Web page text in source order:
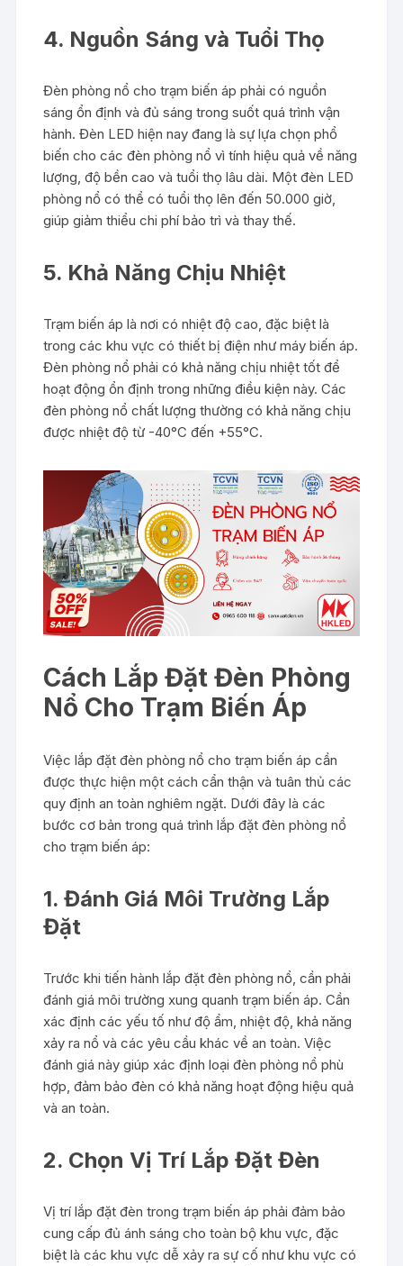
4. Nguồn Sáng và Tuổi Thọ
Đèn phòng nổ cho trạm biến áp phải có nguồn
sáng ổn định và đủ sáng trong suốt quá trình vận
hành. Đèn LED hiện nay đang là sự lựa chọn phổ
biến cho các đèn phòng nổ vì tính hiệu quả về năng
lượng, độ bền cao và tuổi thọ lâu dài. Một đèn LED
phòng nổ có thể có tuổi thọ lên đến 50.000 giờ,
giúp giảm thiểu chi phí bảo trì và thay thế.
5. Khả Năng Chịu Nhiệt
Trạm biến áp là nơi có nhiệt độ cao, đặc biệt là
trong các khu vực có thiết bị điện như máy biến áp.
Đèn phòng nổ phải có khả năng chịu nhiệt tốt để
hoạt động ổn định trong những điều kiện này. Các
đèn phòng nổ chất lượng thường có khả năng chịu
được nhiệt độ từ -40°C đến +55°C.
Cách Lắp Đặt Đèn Phòng
Nổ Cho Trạm Biến Áp
Việc lắp đặt đèn phòng nổ cho trạm biến áp cần
được thực hiện một cách cẩn thận và tuân thủ các
quy định an toàn nghiêm ngặt. Dưới đây là các
bước cơ bản trong quá trình lắp đặt đèn phòng nổ
cho trạm biến áp:
1. Đánh Giá Môi Trường Lắp
Đặt
Trước khi tiến hành lắp đặt đèn phòng nổ, cần phải
đánh giá môi trường xung quanh trạm biến áp. Cần
xác định các yếu tố như độ ẩm, nhiệt độ, khả năng
xảy ra nổ và các yêu cầu khác về an toàn. Việc
đánh giá này giúp xác định loại đèn phòng nổ phù
hợp, đảm bảo đèn có khả năng hoạt động hiệu quả
và an toàn.
2. Chọn Vị Trí Lắp Đặt Đèn
Vị trí lắp đặt đèn trong trạm biến áp phải đảm bảo
cung cấp đủ ánh sáng cho toàn bộ khu vực, đặc
biệt là các khu vực dễ xảy ra sự cố như khu vực có